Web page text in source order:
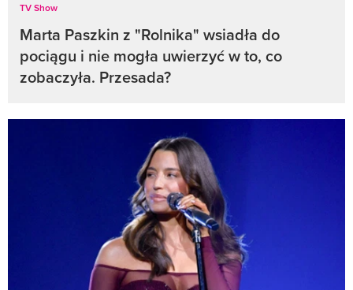
TV Show
Marta Paszkin z "Rolnika" wsiadła do
pociągu i nie mogła uwierzyć w to, co
zobaczyła. Przesada?